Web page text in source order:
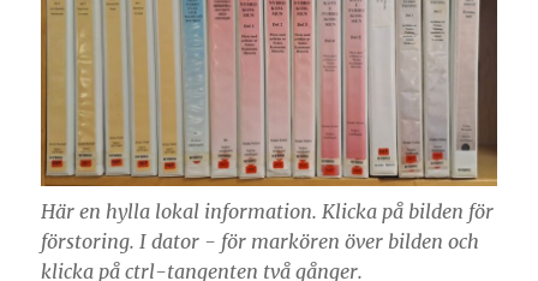
Här en hylla lokal information. Klicka på bilden för
förstoring. I dator - för markören över bilden och
klicka på ctrl-tangenten två gånger.